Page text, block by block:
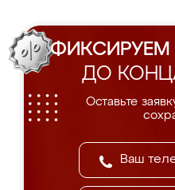
ФИКСИРУЕМ
ДО
Оставьте